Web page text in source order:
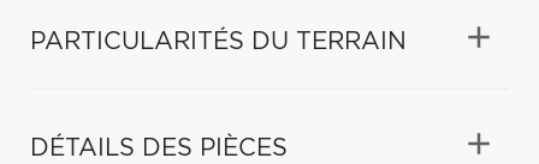
PARTICULARITÉS DU TERRAIN
DÉTAILS DES PIÈCES